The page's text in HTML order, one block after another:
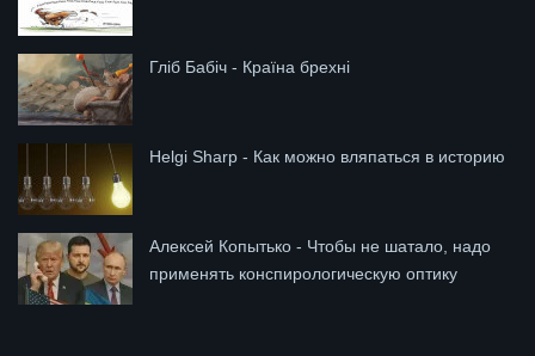
Гліб Бабіч - Країна брехні
Helgi Sharp - Как можно вляпаться в историю
Алексей Копытько - Чтобы не шатало, надо
применять конспирологическую оптику